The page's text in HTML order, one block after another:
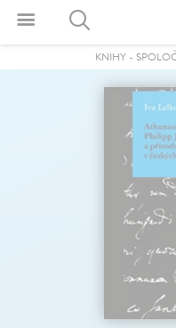
KNIHY -